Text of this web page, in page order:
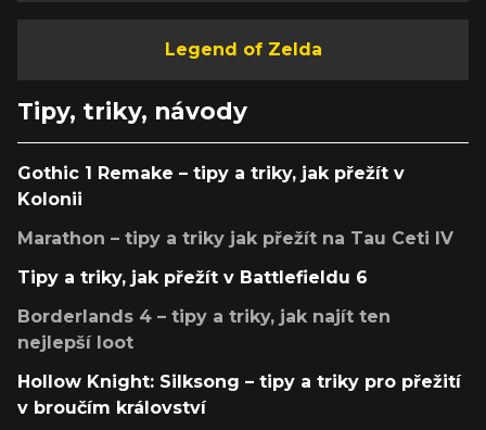
Legend of Zelda
Tipy, triky, návody
Gothic 1 Remake – tipy a triky, jak přežít v
Kolonii
Marathon – tipy a triky jak přežít na Tau Ceti IV
Tipy a triky, jak přežít v Battlefieldu 6
Borderlands 4 – tipy a triky, jak najít ten
nejlepší loot
Hollow Knight: Silksong – tipy a triky pro přežití
v broučím království